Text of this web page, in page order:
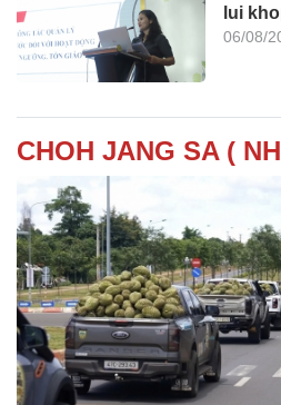
lui
06/08/
CHOH JANG SA (